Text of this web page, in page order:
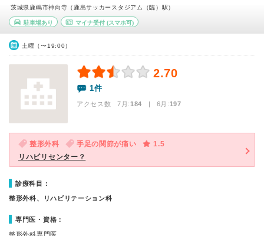
茨城県鹿嶋市神向寺（鹿島サッカースタジアム（臨）駅）
駐車場あり マイナ受付(スマホ可)
土曜（〜19:00）
2.70
1件
アクセス数 7月:184 | 6月:197
整形外科 手足の関節が痛い
1.5
リハビリセンター？
診療科目：
整形外科、リハビリテーション科
専門医・資格：
整形外科専門医